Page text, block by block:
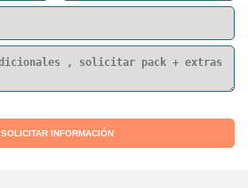
SOLICITAR INFORMACIÓN